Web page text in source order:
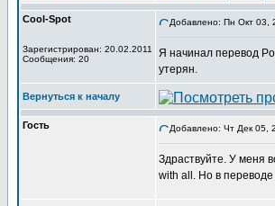
Cool-Spot
Зарегистрирован: 20.02.2011
Сообщения: 20
Добавлено: Пн Окт 03,
Я начинал перевод
утерян.
Вернуться к началу
Гость Добавлено: Чт Дек 05,
Здраствуйте. У меня
with all. Но в переводе